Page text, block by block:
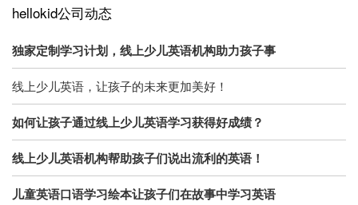
hellokid公司动态
独家定制学习计划，线上少儿英语机构助力孩子事
线上少儿英语，让孩子的未来更加美好！
如何让孩子通过线上少儿英语学习获得好成绩？
线上少儿英语机构帮助孩子们说出流利的英语！
儿童英语口语学习绘本让孩子们在故事中学习英语